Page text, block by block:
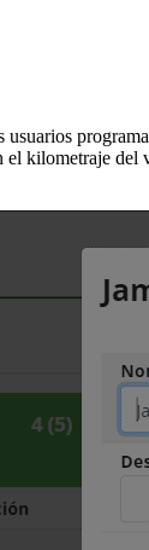
el kilometraje